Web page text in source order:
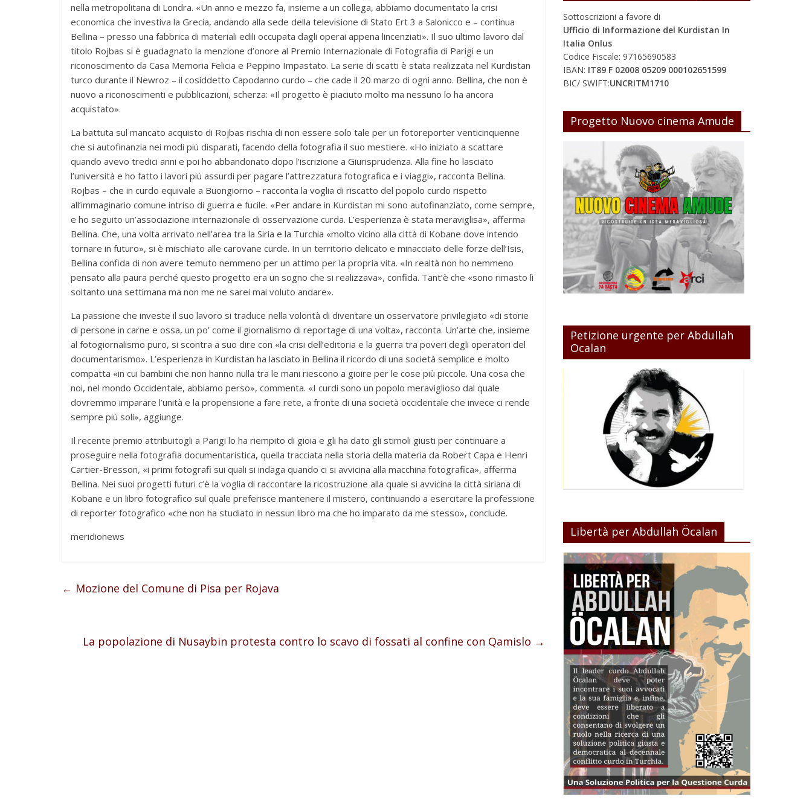
nella metropolitana di Londra. «Un anno e mezzo fa, insieme a un collega, abbiamo documentato la crisi
economica che investiva la Grecia, andando alla sede della televisione di Stato Ert 3 a Salonicco e – continua
Bellina – presso una fabbrica di materiali edili occupata dagli operai appena lincenziati». Il suo ultimo lavoro dal
titolo Rojbas si è guadagnato la menzione d’onore al Premio Internazionale di Fotografia di Parigi e un
riconoscimento da Casa Memoria Felicia e Peppino Impastato. La serie di scatti è stata realizzata nel Kurdistan
turco durante il Newroz – il cosiddetto Capodanno curdo – che cade il 20 marzo di ogni anno. Bellina, che non è
nuovo a riconoscimenti e pubblicazioni, scherza: «Il progetto è piaciuto molto ma nessuno lo ha ancora
acquistato».
La battuta sul mancato acquisto di Rojbas rischia di non essere solo tale per un fotoreporter venticinquenne
che si autofinanzia nei modi più disparati, facendo della fotografia il suo mestiere. «Ho iniziato a scattare
quando avevo tredici anni e poi ho abbandonato dopo l’iscrizione a Giurisprudenza. Alla fine ho lasciato
l’università e ho fatto i lavori più assurdi per pagare l’attrezzatura fotografica e i viaggi», racconta Bellina.
Rojbas – che in curdo equivale a Buongiorno – racconta la voglia di riscatto del popolo curdo rispetto
all’immaginario comune intriso di guerra e fucile. «Per andare in Kurdistan mi sono autofinanziato, come sempre,
e ho seguito un’associazione internazionale di osservazione curda. L’esperienza è stata meraviglisa», afferma
Bellina. Che, una volta arrivato nell’area tra la Siria e la Turchia «molto vicino alla città di Kobane dove intendo
tornare in futuro», si è mischiato alle carovane curde. In un territorio delicato e minacciato delle forze dell’Isis,
Bellina confida di non avere temuto nemmeno per un attimo per la propria vita. «In realtà non ho nemmeno
pensato alla paura perché questo progetto era un sogno che si realizzava», confida. Tant’è che «sono rimasto lì
soltanto una settimana ma non me ne sarei mai voluto andare».
La passione che investe il suo lavoro si traduce nella volontà di diventare un osservatore privilegiato «di storie
di persone in carne e ossa, un po’ come il giornalismo di reportage di una volta», racconta. Un’arte che, insieme
al fotogiornalismo puro, si scontra a suo dire con «la crisi dell’editoria e la guerra tra poveri degli operatori del
documentarismo». L’esperienza in Kurdistan ha lasciato in Bellina il ricordo di una società semplice e molto
compatta «in cui bambini che non hanno nulla tra le mani riescono a gioire per le cose più piccole. Una cosa che
noi, nel mondo Occidentale, abbiamo perso», commenta. «I curdi sono un popolo meraviglioso dal quale
dovremmo imparare l’unità e la propensione a fare rete, a fronte di una società occidentale che invece ci rende
sempre più soli», aggiunge.
Il recente premio attribuitogli a Parigi lo ha riempito di gioia e gli ha dato gli stimoli giusti per continuare a
proseguire nella fotografia documentaristica, quella tracciata nella storia della materia da Robert Capa e Henri
Cartier-Bresson, «i primi fotografi sui quali si indaga quando ci si avvicina alla macchina fotografica», afferma
Bellina. Nei suoi progetti futuri c’è la voglia di raccontare la ricostruzione alla quale si avvicina la città siriana di
Kobane e un libro fotografico sul quale preferisce mantenere il mistero, continuando a esercitare la professione
di reporter fotografico «che non ha studiato in nessun libro ma che ho imparato da me stesso», conclude.
meridionews
← Mozione del Comune di Pisa per Rojava
La popolazione di Nusaybin protesta contro lo scavo di fossati al confine con Qamislo →
Sottoscrizioni a favore di
Ufficio di Informazione del Kurdistan In
Italia Onlus
Codice Fiscale: 97165690583
IBAN: IT89 F 02008 05209 000102651599
BIC/ SWIFT:UNCRITM1710
Progetto Nuovo cinema Amude
Petizione urgente per Abdullah
Ocalan
Libertà per Abdullah Öcalan